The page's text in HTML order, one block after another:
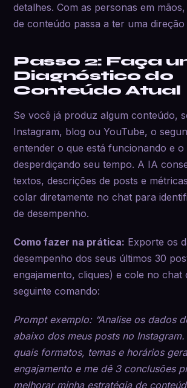
detalhes. Com as personas em
de conteúdo passa a ter uma direção
Passo 2: Faça
Diagnóstico do
Conteúdo Atual
Se você já produz algum conteúdo,
Instagram, blog ou YouTube, o
entender o que está funcionando e o
desperdiçando seu tempo. A IA
textos, descrições de posts e
colar diretamente no chat para
de desempenho.
Como fazer na prática: Exporte os
desempenho dos seus últimos 30
engajamento, cliques) e cole no chat
seguinte comando:
Prompt exemplo: “Analise os dados
abaixo dos meus posts no
quais formatos, temas e horários
engajamento e me dê 3 conclusões
melhorar minha estratégia de